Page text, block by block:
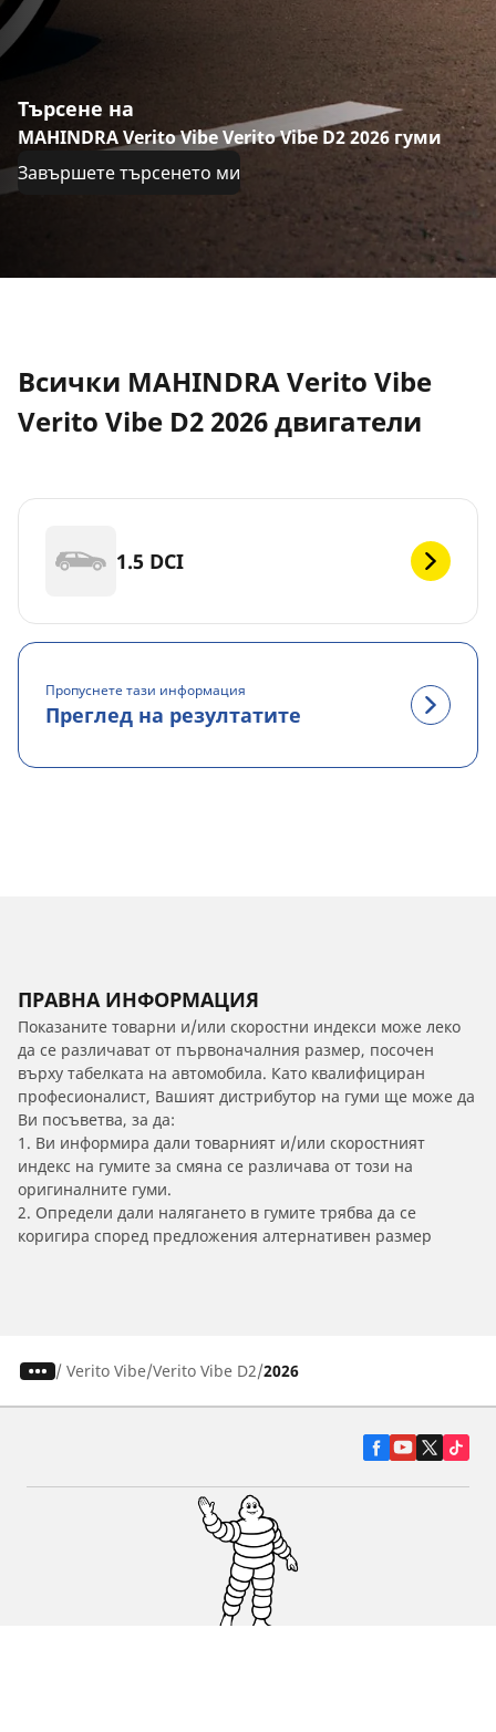
Търсене на
MAHINDRA Verito Vibe Verito Vibe D2 2026 гуми
Завършете търсенето ми
Всички MAHINDRA Verito Vibe
Verito Vibe D2 2026 двигатели
1.5 DCI
Пропуснете тази информация
Преглед на резултатите
ПРАВНА ИНФОРМАЦИЯ
Показаните товарни и/или скоростни индекси може леко
да се различават от първоначалния размер, посочен
върху табелката на автомобила. Като квалифициран
професионалист, Вашият дистрибутор на гуми ще може да
Ви посъветва, за да:
1. Ви информира дали товарният и/или скоростният
индекс на гумите за смяна се различава от този на
оригиналните гуми.
2. Определи дали налягането в гумите трябва да се
коригира според предложения алтернативен размер
/ Verito Vibe Verito Vibe D2 2026